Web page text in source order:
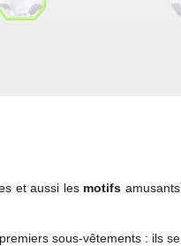
et aussi les motifs amusants
sous-vêtements : ils se